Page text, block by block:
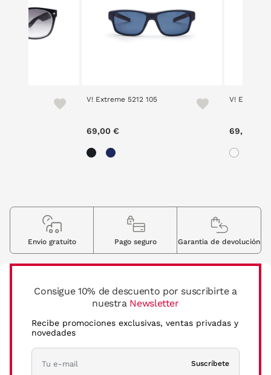
V! Extreme 5212 105
69,00 €
V! Extreme
69,00 €
Consigue 10% de descuento por suscribirte a
nuestra Newsletter
Recibe promociones exclusivas, ventas privadas y
novedades
Suscríbete
Envio gratuito Pago seguro Garantia de devolución